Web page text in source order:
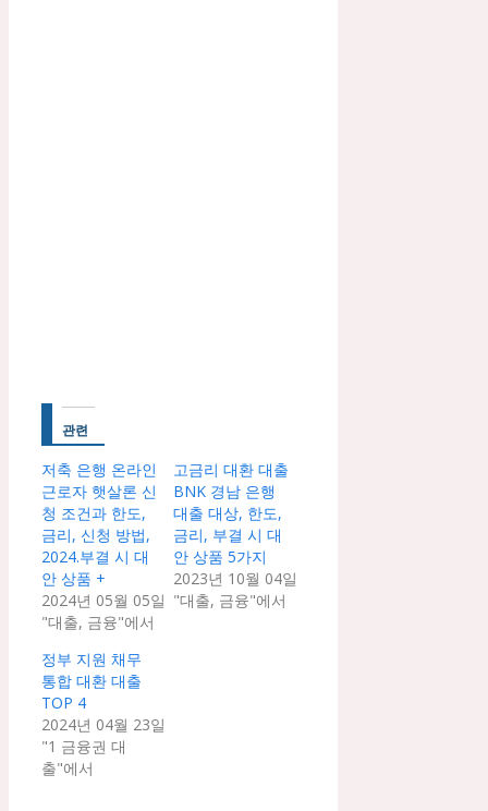
관련
저축 은행 온라인
근로자 햇살론 신
청 조건과 한도,
금리, 신청 방법,
2024.부결 시 대
안 상품 +
2024년 05월 05일
"대출, 금융"에서
고금리 대환 대출
BNK 경남 은행
대출 대상, 한도,
금리, 부결 시 대
안 상품 5가지
2023년 10월 04일
"대출, 금융"에서
정부 지원 채무
통합 대환 대출
TOP 4
2024년 04월 23일
"1 금융권 대
출"에서